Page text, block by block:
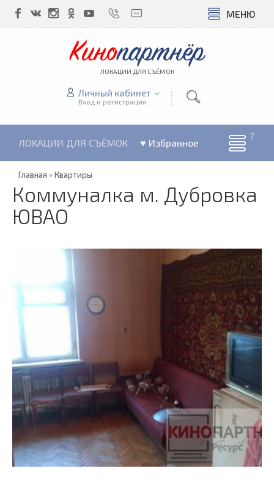
МЕНЮ
Кинопартнёр
ЛОКАЦИИ ДЛЯ СЪЁМОК
Личный кабинет
Вход и регистрация
ЛОКАЦИИ ДЛЯ СЪЁМОК ♥ Избранное
Главная »Квартиры
Коммуналка м. Дубровка
ЮВАО